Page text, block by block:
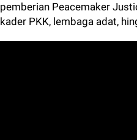
pemberian Peacemaker
kader PKK, lembaga adat,